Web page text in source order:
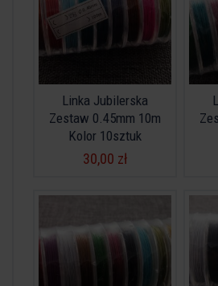
Linka Jubilerska
Zestaw 0.45mm 10m
Kolor 10sztuk
30,00 zł